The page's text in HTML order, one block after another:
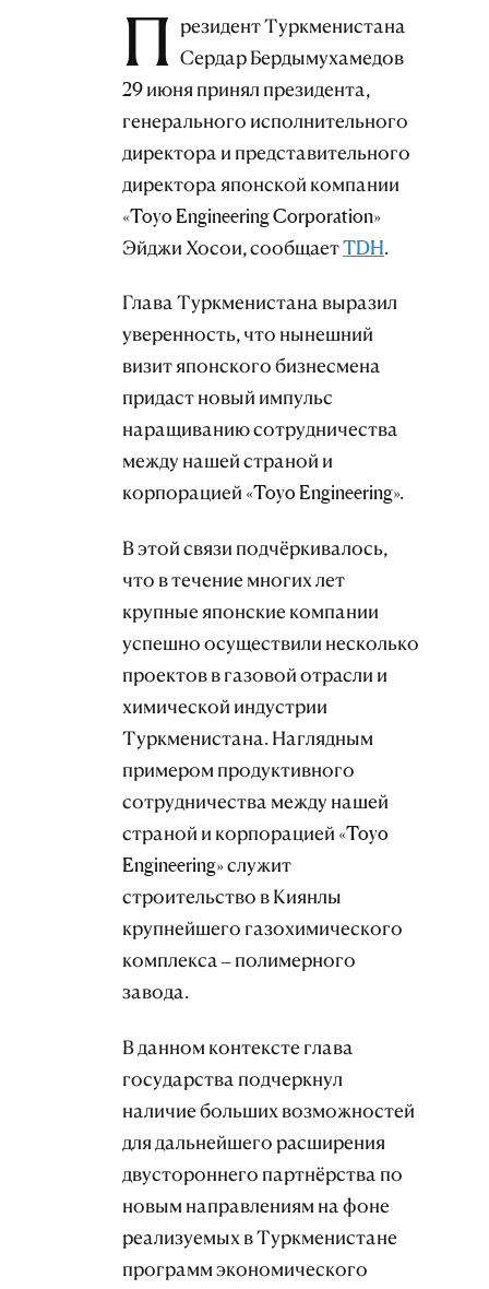
П резидент Туркменистана
Сердар Бердымухамедов
29 июня принял президента,
генерального исполнительного
директора и представительного
директора японской компании
«Toyo Engineering Corporation»
Эйджи Хосои, сообщаетTDH.
Глава Туркменистана выразил
уверенность, что нынешний
визит японского бизнесмена
придаст новый импульс
наращиванию сотрудничества
между нашей страной и
корпорацией «Toyo Engineering».
В этой связи подчёркивалось,
что в течение многих лет
крупные японские компании
успешно осуществили несколько
проектов в газовой отрасли и
химической индустрии
Туркменистана. Наглядным
примером продуктивного
сотрудничества между нашей
страной и корпорацией «Toyo
Engineering» служит
строительство в Киянлы
крупнейшего газохимического
комплекса – полимерного
завода.
В данном контексте глава
государства подчеркнул
наличие больших возможностей
для дальнейшего расширения
двустороннего партнёрства по
новым направлениям на фоне
реализуемых в Туркменистане
программ экономического